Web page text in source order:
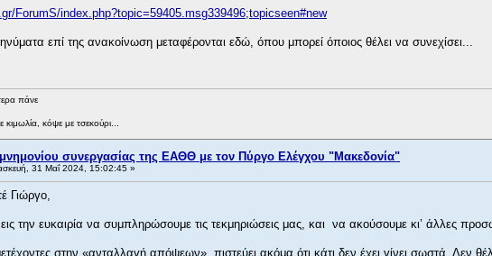
ForumS/index.php?topic=59405.msg339496;topicseen#new
επί της ανακοίνωση μεταφέρονται εδώ, όπου μπορεί όποιος θέλει να συνεχίσει...
πάνε
κόψε με τσεκούρι...
συνεργασίας της ΕΑΘΘ με τον Πύργο Ελέγχου "Μακεδονία"
31 Μαΐ 2024, 15:02:45 »
Γιώργο,
την ευκαιρία να συμπληρώσουμε τις τεκμηριώσεις μας, και να ακούσουμε κι’ άλλες
στην «ανταλλαγή απόψεων», πιστεύει ακόμα ότι κάτι δεν έχει γίνει σωστά. Δεν